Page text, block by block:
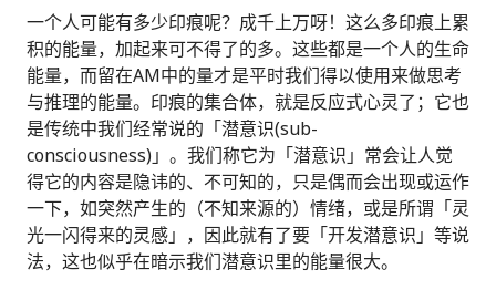
一个人可能有多少印痕呢？成千上万呀！这么多印痕上累
积的能量，加起来可不得了的多。这些都是一个人的生命
能量，而留在AM中的量才是平时我们得以使用来做思考
与推理的能量。印痕的集合体，就是反应式心灵了；它也
是传统中我们经常说的「潜意识(sub-
consciousness)」。我们称它为「潜意识」常会让人觉
得它的内容是隐讳的、不可知的，只是偶而会出现或运作
一下，如突然产生的（不知来源的）情绪，或是所谓「灵
光一闪得来的灵感」，因此就有了要「开发潜意识」等说
法，这也似乎在暗示我们潜意识里的能量很大。